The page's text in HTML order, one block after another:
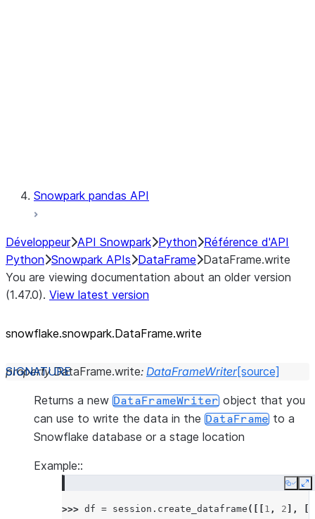
Snowpark pandas API
Développeur API Snowpark Python Référence d'API
Python Snowpark APIs DataFrame DataFrame.write
You are viewing documentation about an older version
(1.47.0). View latest version
snowflake.snowpark.DataFrame.write
property DataFrame.write: DataFrameWriter[source]
Returns a new DataFrameWriter object that you
can use to write the data in the DataFrame to a
Snowflake database or a stage location
Example::
Copy
>>> df = session . create_dataframe ([[ 1 , 2 ],